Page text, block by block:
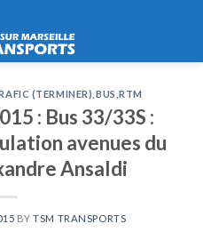
(TERMINER) BUS ,RTM
: Bus 33/33S :
avenues du
Ansaldi
BYTSM TRANSPORTS